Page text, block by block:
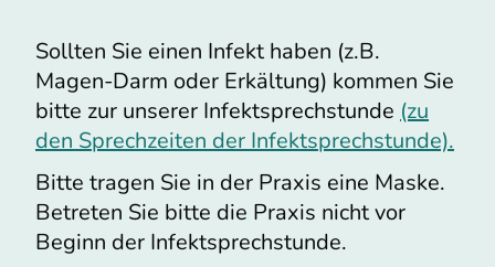
Sollten Sie einen Infekt haben (z.B.
Magen-Darm oder Erkältung) kommen Sie
bitte zur unserer Infektsprechstunde (zu
den Sprechzeiten der Infektsprechstunde).
Bitte tragen Sie in der Praxis eine Maske.
Betreten Sie bitte die Praxis nicht vor
Beginn der Infektsprechstunde.